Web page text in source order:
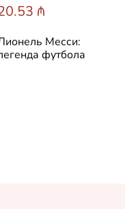
₼
Месси:
футбола